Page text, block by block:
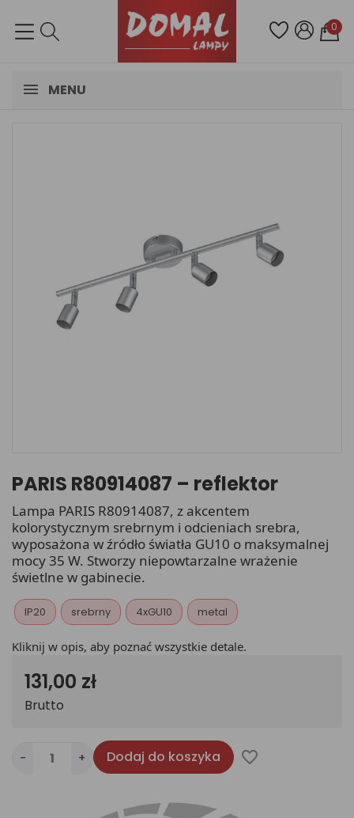
0
MENU
PARIS R80914087 – reflektor
Lampa PARIS R80914087, z akcentem
kolorystycznym srebrnym i odcieniach srebra,
wyposażona w źródło światła GU10 o maksymalnej
mocy 35 W. Stworzy niepowtarzalne wrażenie
świetlne w gabinecie.
IP20 srebrny 4xGU10 metal
Kliknij w opis, aby poznać wszystkie detale.
131,00 zł
Brutto
− + Dodaj do koszyka favorite_border